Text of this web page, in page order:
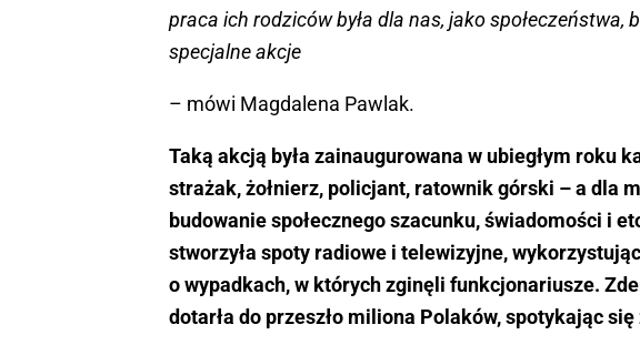
praca ich rodziców była dla nas, jako
specjalne akcje
– mówi Magdalena Pawlak.
Taką akcją była zainaugurowana w ubiegłym roku
strażak, żołnierz, policjant, ratownik górski – a dla
budowanie społecznego szacunku, świadomości i
stworzyła spoty radiowe i telewizyjne,
o wypadkach, w których zginęli funkcjonariusze.
dotarła do przeszło miliona Polaków, spotykając